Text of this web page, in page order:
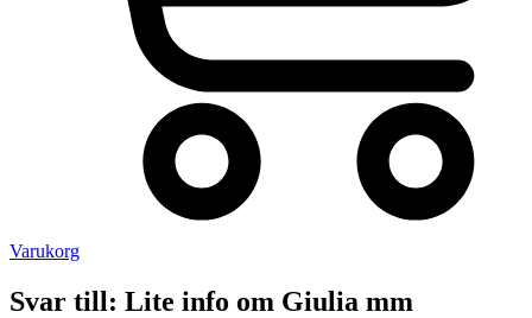
Varukorg
Svar till: Lite info om Giulia mm